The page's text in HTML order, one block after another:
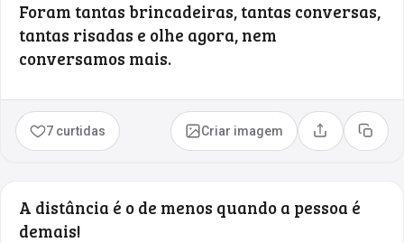
Foram tantas brincadeiras, tantas conversas,
tantas risadas e olhe agora, nem
conversamos mais.
7 curtidas Criar imagem Compartilhar
Copiar
A distância é o de menos quando a pessoa é
demais!